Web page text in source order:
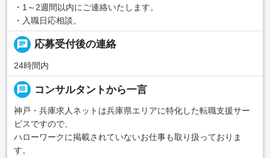
・1～2週間以内にご連絡いたします。
・入職日応相談。
chat 応募受付後の連絡
24時間内
message コンサルタントから一言
神戸・兵庫求人ネットは兵庫県エリアに特化した転職支援サー
ビスですので、
ハローワークに掲載されていないお仕事も取り扱っておりま
す。